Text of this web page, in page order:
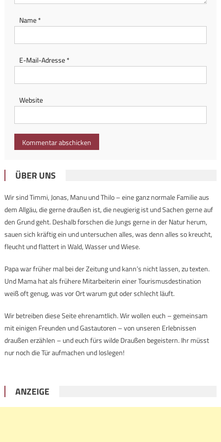
Name*
E-Mail-Adresse*
Website
ÜBER UNS
Wir sind Timmi, Jonas, Manu und Thilo – eine ganz normale Familie aus
dem Allgäu, die gerne draußen ist, die neugierig ist und Sachen gerne auf
den Grund geht. Deshalb forschen die Jungs gerne in der Natur herum,
sauen sich kräftig ein und untersuchen alles, was denn alles so kreucht,
fleucht und flattert in Wald, Wasser und Wiese.
Papa war früher mal bei der Zeitung und kann’s nicht lassen, zu texten.
Und Mama hat als frühere Mitarbeiterin einer Tourismusdestination
weiß oft genug, was vor Ort warum gut oder schlecht läuft.
Wir betreiben diese Seite ehrenamtlich. Wir wollen euch – gemeinsam
mit einigen Freunden und Gastautoren – von unseren Erlebnissen
draußen erzählen – und euch fürs wilde Draußen begeistern. Ihr müsst
nur noch die Tür aufmachen und loslegen!
ANZEIGE